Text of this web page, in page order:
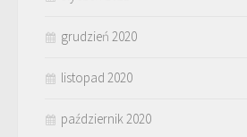
grudzień 2020
listopad 2020
październik 2020